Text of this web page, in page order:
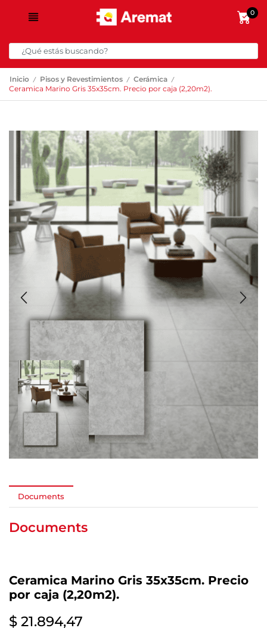
0
Inicio / Pisos y Revestimientos / Cerámica /
Ceramica Marino Gris 35x35cm. Precio por caja (2,20m2).
Documents
Documents
Ceramica Marino Gris 35x35cm. Precio
por caja (2,20m2).
$ 21.894,47